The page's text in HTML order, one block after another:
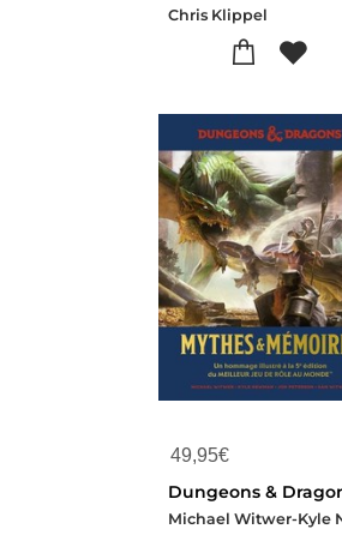
Chris Klippel
49,95€